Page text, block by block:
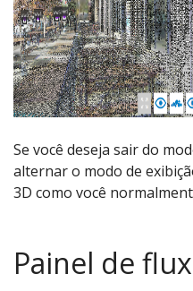
Se você deseja sair do
alternar o modo de
3D como você
Painel de